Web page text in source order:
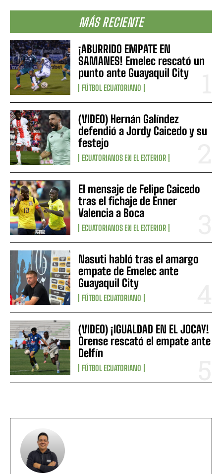
MÁS RECIENTE
¡ABURRIDO EMPATE EN
SAMANES! Emelec rescató un
punto ante Guayaquil City
FÚTBOL ECUATORIANO
(VIDEO) Hernán Galíndez
defendió a Jordy Caicedo y su
festejo
ECUATORIANOS EN EL EXTERIOR
El mensaje de Felipe Caicedo
tras el fichaje de Enner
Valencia a Boca
ECUATORIANOS EN EL EXTERIOR
Nasuti habló tras el amargo
empate de Emelec ante
Guayaquil City
FÚTBOL ECUATORIANO
(VIDEO) ¡IGUALDAD EN EL JOCAY!
Orense rescató el empate ante
Delfín
FÚTBOL ECUATORIANO